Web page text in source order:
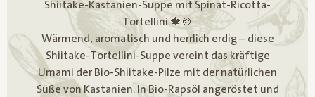
Shiitake-Kastanien-Suppe mit Spinat-Ricotta-
Tortellini 🍁🍲
Wärmend, aromatisch und herrlich erdig – diese
Shiitake-Tortellini-Suppe vereint das kräftige
Umami der Bio-Shiitake-Pilze mit der natürlichen
Süße von Kastanien. In Bio-Rapsöl angeröstet und